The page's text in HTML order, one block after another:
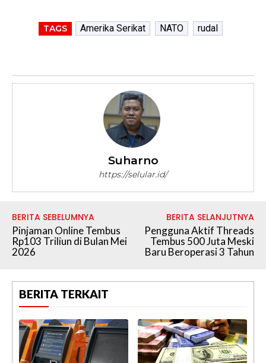
TAGS Amerika Serikat NATO rudal
Suharno
https://selular.id/
BERITA SEBELUMNYA
Pinjaman Online Tembus
Rp103 Triliun di Bulan Mei
2026
BERITA SELANJUTNYA
Pengguna Aktif Threads
Tembus 500 Juta Meski
Baru Beroperasi 3 Tahun
BERITA TERKAIT